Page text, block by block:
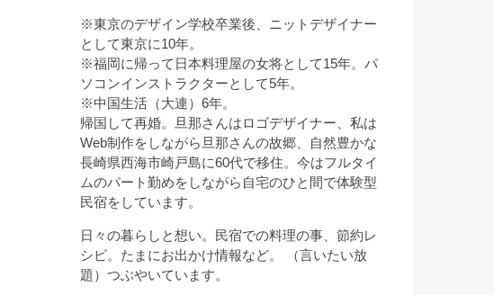
※東京のデザイン学校卒業後、ニットデザイナー
として東京に10年。
※福岡に帰って日本料理屋の女将として15年。パ
ソコンインストラクターとして5年。
※中国生活（大連）6年。
帰国して再婚。旦那さんはロゴデザイナー、私は
Web制作をしながら旦那さんの故郷、自然豊かな
長崎県西海市崎戸島に60代で移住。今はフルタイ
ムのパート勤めをしながら自宅のひと間で体験型
民宿をしています。
日々の暮らしと想い。民宿での料理の事、節約レ
シピ。たまにお出かけ情報など。 （言いたい放
題）つぶやいています。